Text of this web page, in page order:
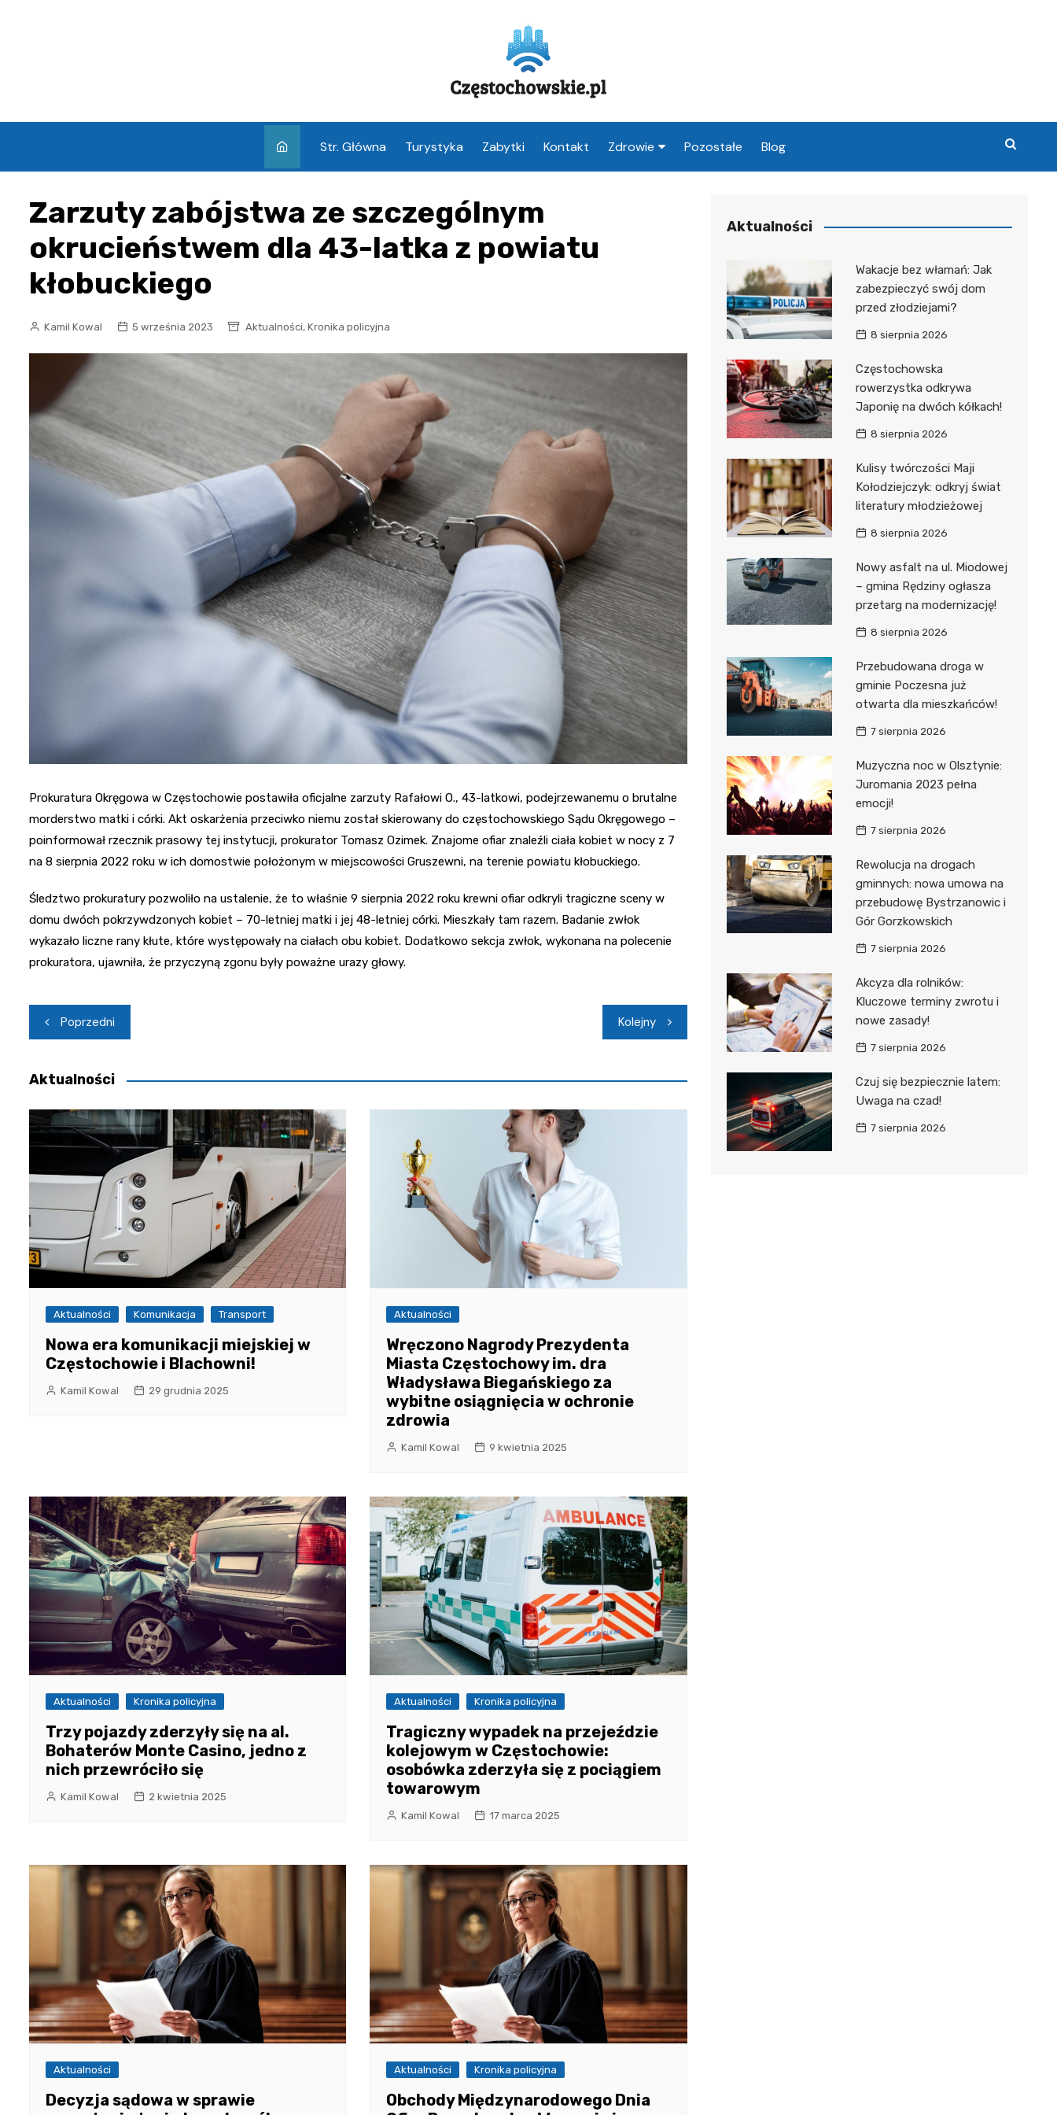
Str. Główna Turystyka Zabytki Kontakt Zdrowie Pozostałe Blog
Zarzuty zabójstwa ze szczególnym
okrucieństwem dla 43-latka z powiatu
kłobuckiego
Kamil Kowal 5 września 2023 Aktualności, Kronika policyjna
Prokuratura Okręgowa w Częstochowie postawiła oficjalne zarzuty Rafałowi O., 43-latkowi, podejrzewanemu o brutalne
morderstwo matki i córki. Akt oskarżenia przeciwko niemu został skierowany do częstochowskiego Sądu Okręgowego –
poinformował rzecznik prasowy tej instytucji, prokurator Tomasz Ozimek. Znajome ofiar znaleźli ciała kobiet w nocy z 7
na 8 sierpnia 2022 roku w ich domostwie położonym w miejscowości Gruszewni, na terenie powiatu kłobuckiego.
Śledztwo prokuratury pozwoliło na ustalenie, że to właśnie 9 sierpnia 2022 roku krewni ofiar odkryli tragiczne sceny w
domu dwóch pokrzywdzonych kobiet – 70-letniej matki i jej 48-letniej córki. Mieszkały tam razem. Badanie zwłok
wykazało liczne rany kłute, które występowały na ciałach obu kobiet. Dodatkowo sekcja zwłok, wykonana na polecenie
prokuratora, ujawniła, że przyczyną zgonu były poważne urazy głowy.
Nawigacja
wpisu
Poprzedni Kolejny
Aktualności
Aktualności Komunikacja Transport
Nowa era komunikacji miejskiej w
Częstochowie i Blachowni!
Kamil Kowal 29 grudnia 2025
Aktualności
Wręczono Nagrody Prezydenta
Miasta Częstochowy im. dra
Władysława Biegańskiego za
wybitne osiągnięcia w ochronie
zdrowia
Kamil Kowal 9 kwietnia 2025
Aktualności Kronika policyjna
Trzy pojazdy zderzyły się na al.
Bohaterów Monte Casino, jedno z
nich przewróciło się
Kamil Kowal 2 kwietnia 2025
Aktualności Kronika policyjna
Tragiczny wypadek na przejeździe
kolejowym w Częstochowie:
osobówka zderzyła się z pociągiem
towarowym
Kamil Kowal 17 marca 2025
Aktualności
Decyzja sądowa w sprawie
Aktualności Kronika policyjna
Obchody Międzynarodowego Dnia
Aktualności
Wakacje bez włamań: Jak
zabezpieczyć swój dom
przed złodziejami?
8 sierpnia 2026
Częstochowska
rowerzystka odkrywa
Japonię na dwóch kółkach!
8 sierpnia 2026
Kulisy twórczości Maji
Kołodziejczyk: odkryj świat
literatury młodzieżowej
8 sierpnia 2026
Nowy asfalt na ul. Miodowej
– gmina Rędziny ogłasza
przetarg na modernizację!
8 sierpnia 2026
Przebudowana droga w
gminie Poczesna już
otwarta dla mieszkańców!
7 sierpnia 2026
Muzyczna noc w Olsztynie:
Juromania 2023 pełna
emocji!
7 sierpnia 2026
Rewolucja na drogach
gminnych: nowa umowa na
przebudowę Bystrzanowic i
Gór Gorzkowskich
7 sierpnia 2026
Akcyza dla rolników:
Kluczowe terminy zwrotu i
nowe zasady!
7 sierpnia 2026
Czuj się bezpiecznie latem:
Uwaga na czad!
7 sierpnia 2026